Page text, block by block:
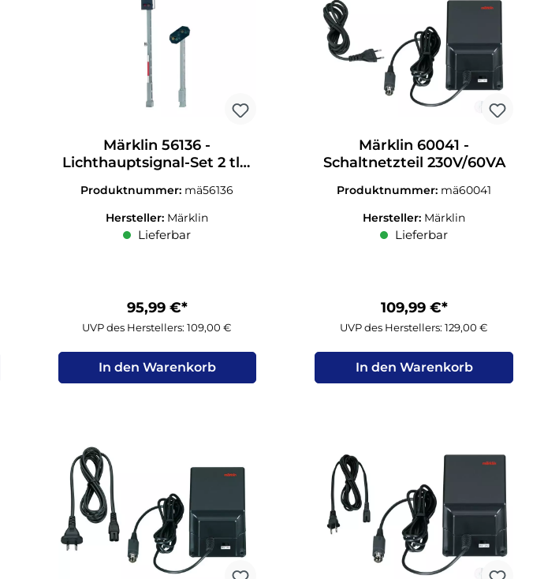
Märklin 56136 -
Lichthauptsignal-Set 2 tlg.
Produktnummer: mä56136
Hersteller: Märklin
Lieferbar
95,99 €*
UVP des Herstellers: 109,00 €
In den Warenkorb
Märklin 60041 -
Schaltnetzteil 230V/60VA
Produktnummer: mä60041
Hersteller: Märklin
Lieferbar
109,99 €*
UVP des Herstellers: 129,00 €
In den Warenkorb